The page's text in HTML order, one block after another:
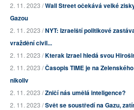
2. 11. 2023 /Wall Street očekává velké
Gazou
2. 11. 2023 /NYT: Izraelští politikové
vraždění civil...
2. 11. 2023 /Kterak Izrael hledá svou
2. 11. 2023 /Časopis TIME je na
nikoliv
2. 11. 2023 /Zničí nás umělá inteligence?
2. 11. 2023 /Svět se soustředí na Gazu,